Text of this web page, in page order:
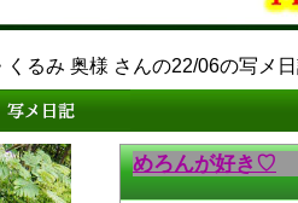
くるみ 奥様 さんの22/06の写メ
めろんが好き♡